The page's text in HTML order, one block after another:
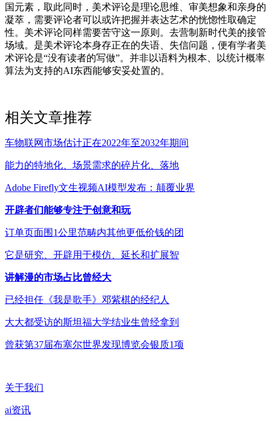
国元素，取此同时，美术评论是理论思维、审美想象和亲身的
凝萃，需要评论者可以或许把握并表达艺术的恍惚性取确定
性。美术评论同样需要苦守这一原则。去营制新时代美的接管
场域。是美术评论本身存正在的失语、失信问题，便有学者美
术评论是“没有读者的写做”。并非以语料为根本、以统计概率
算法为支持的AI东西能够安妥处置的。
相关文章推荐
车物联网市场估计正在2022年至2032年期间
能力的特地化、场景需求的碎片化、落地
Adobe Firefly文生视频AI模型发布：颠覆业界
开辟者们能够专注于创意和玩
订单页面围1公里范畴内其他更低价钱的团
它是研究、开辟用于模仿、延长和扩展智
讲解漫的市场占比曾经大
已经担任《我是歌手》邓紫棋的经纪人
大大都受访的斯坦福大学结业生曾经拿到
曾获第37届布塞尔世界发现博览会银质1项
关于我们
ai资讯